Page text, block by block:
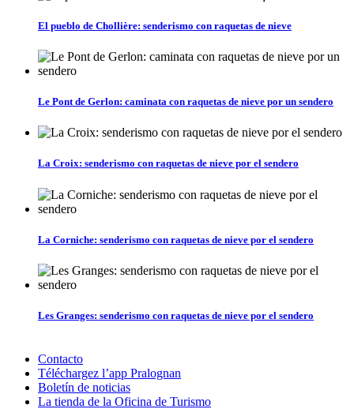
El pueblo de Chollière: senderismo con raquetas de nieve
Le Pont de Gerlon: caminata con raquetas de nieve por un sendero
La Croix: senderismo con raquetas de nieve por el sendero
La Corniche: senderismo con raquetas de nieve por el sendero
Les Granges: senderismo con raquetas de nieve por el sendero
Contacto
Téléchargez l’app Pralognan
Boletín de noticias
La tienda de la Oficina de Turismo